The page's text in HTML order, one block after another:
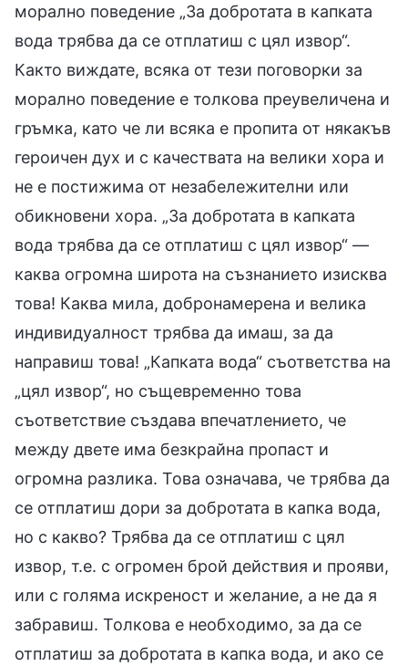
морално поведение „За добротата в капката
вода трябва да се отплатиш с цял извор“.
Както виждате, всяка от тези поговорки за
морално поведение е толкова преувеличена и
гръмка, като че ли всяка е пропита от някакъв
героичен дух и с качествата на велики хора и
не е постижима от незабележителни или
обикновени хора. „За добротата в капката
вода трябва да се отплатиш с цял извор“ —
каква огромна широта на съзнанието изисква
това! Каква мила, добронамерена и велика
индивидуалност трябва да имаш, за да
направиш това! „Капката вода“ съответства на
„цял извор“, но същевременно това
съответствие създава впечатлението, че
между двете има безкрайна пропаст и
огромна разлика. Това означава, че трябва да
се отплатиш дори за добротата в капка вода,
но с какво? Трябва да се отплатиш с цял
извор, т.е. с огромен брой действия и прояви,
или с голяма искреност и желание, а не да я
забравиш. Толкова е необходимо, за да се
отплатиш за добротата в капка вода, и ако се